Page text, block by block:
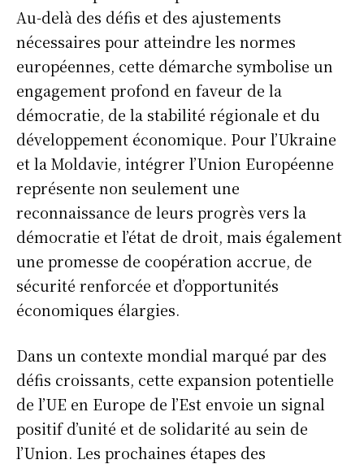
Au-delà des défis et des ajustements
nécessaires pour atteindre les normes
européennes, cette démarche symbolise un
engagement profond en faveur de la
démocratie, de la stabilité régionale et du
développement économique. Pour l’Ukraine
et la Moldavie, intégrer l’Union Européenne
représente non seulement une
reconnaissance de leurs progrès vers la
démocratie et l’état de droit, mais également
une promesse de coopération accrue, de
sécurité renforcée et d’opportunités
économiques élargies.
Dans un contexte mondial marqué par des
défis croissants, cette expansion potentielle
de l’UE en Europe de l’Est envoie un signal
positif d’unité et de solidarité au sein de
l’Union. Les prochaines étapes des